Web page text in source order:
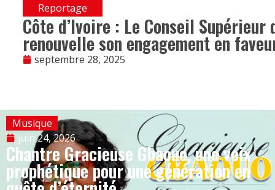
Reportage
Côte d’Ivoire : Le Conseil
renouvelle son engagement en
septembre 28, 2025
Musique
juin 24, 2026
Chantre Gracieuse Gbaouo, une voix
prophétique pour une génération en